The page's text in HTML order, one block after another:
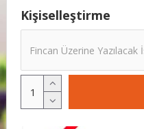
Kişiselleştirme